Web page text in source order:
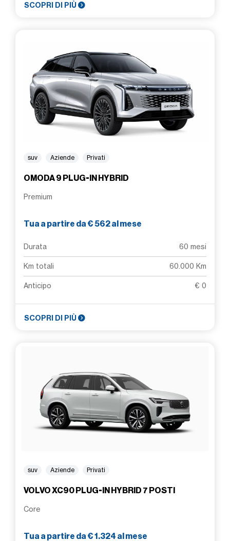
SCOPRI DI PIÙ
suv Aziende Privati
OMODA 9 PLUG-IN HYBRID
Premium
Tua a partire da € 562 al mese
Durata 60 mesi
Km totali 60.000 Km
Anticipo € 0
SCOPRI DI PIÙ
suv Aziende Privati
VOLVO XC90 PLUG-IN HYBRID 7 POSTI
Core
Tua a partire da € 1.324 al mese